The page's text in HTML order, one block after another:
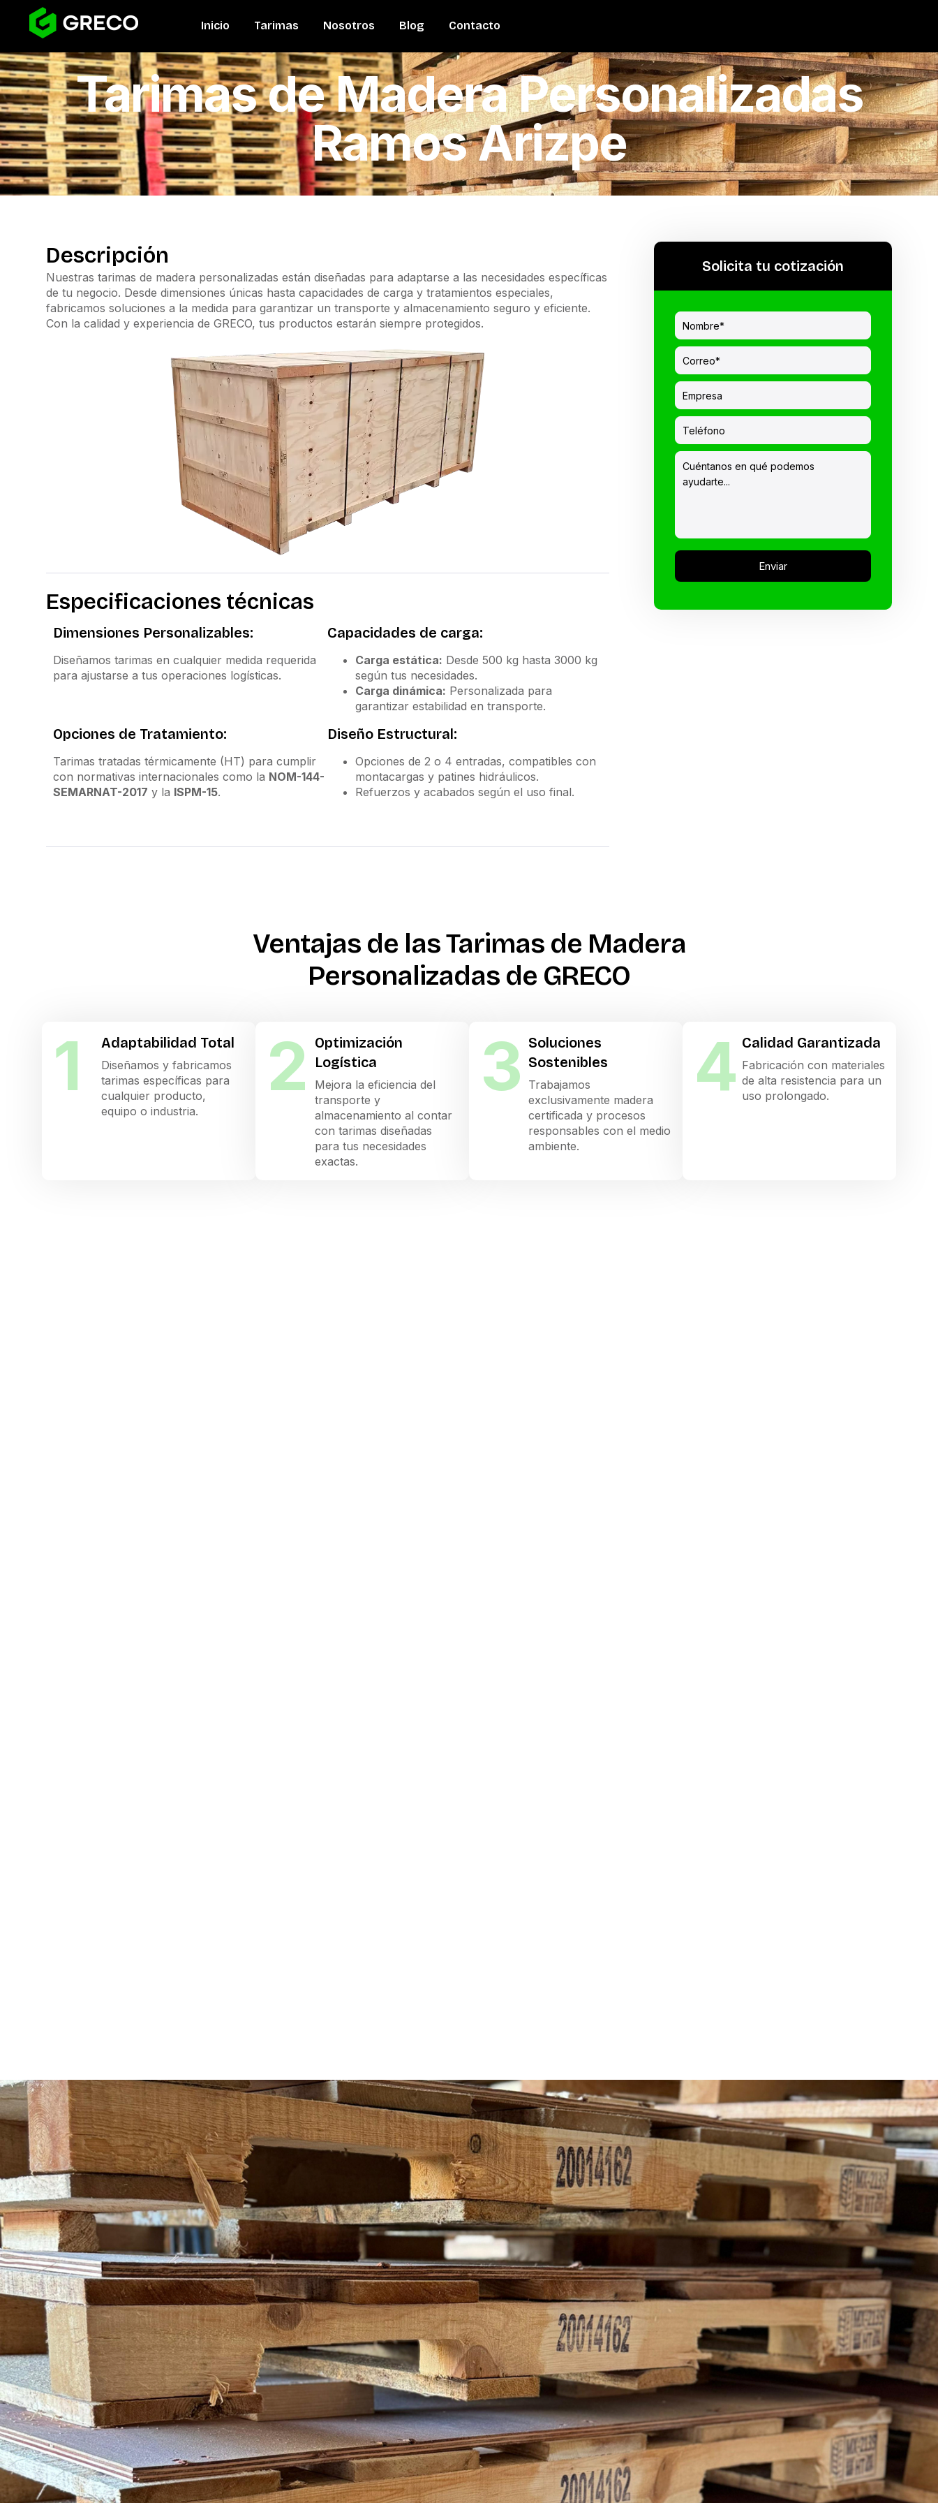
Inicio Tarimas Nosotros Blog Contacto
Tarimas de Madera Personalizadas
Ramos Arizpe
Descripción
Nuestras tarimas de madera personalizadas están diseñadas para adaptarse a las necesidades específicas
de tu negocio. Desde dimensiones únicas hasta capacidades de carga y tratamientos especiales,
fabricamos soluciones a la medida para garantizar un transporte y almacenamiento seguro y eficiente.
Con la calidad y experiencia de GRECO, tus productos estarán siempre protegidos.
Especificaciones técnicas
Dimensiones Personalizables:
Diseñamos tarimas en cualquier medida requerida
para ajustarse a tus operaciones logísticas.
Capacidades de carga:
Carga estática: Desde 500 kg hasta 3000 kg
según tus necesidades.
Carga dinámica: Personalizada para
garantizar estabilidad en transporte.
Opciones de Tratamiento:
Tarimas tratadas térmicamente (HT) para cumplir
con normativas internacionales como la NOM-144-
SEMARNAT-2017 y la ISPM-15.
Diseño Estructural:
Opciones de 2 o 4 entradas, compatibles con
montacargas y patines hidráulicos.
Refuerzos y acabados según el uso final.
Solicita tu cotización
Ventajas de las Tarimas de Madera
Personalizadas de GRECO
1 Adaptabilidad Total
Diseñamos y fabricamos
tarimas específicas para
cualquier producto,
equipo o industria.
2
Optimización
Logística
Mejora la eficiencia del
transporte y
almacenamiento al contar
con tarimas diseñadas
para tus necesidades
exactas.
3 Soluciones
Sostenibles
Trabajamos
exclusivamente madera
certificada y procesos
responsables con el medio
ambiente.
4 Calidad Garantizada
Fabricación con materiales
de alta resistencia para un
uso prolongado.